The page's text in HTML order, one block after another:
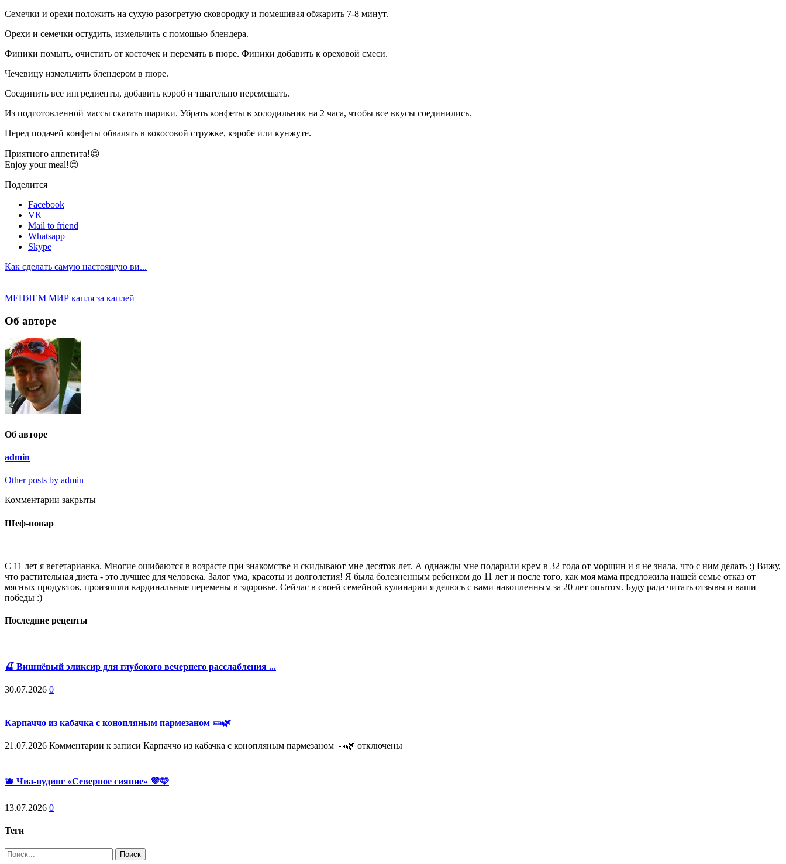
Семечки и орехи положить на сухую разогретую сковородку и помешивая обжарить 7-8 минут.
Орехи и семечки остудить, измельчить с помощью блендера.
Финики помыть, очистить от косточек и перемять в пюре. Финики добавить к ореховой смеси.
Чечевицу измельчить блендером в пюре.
Соединить все ингредиенты, добавить кэроб и тщательно перемешать.
Из подготовленной массы скатать шарики. Убрать конфеты в холодильник на 2 часа, чтобы все вкусы соединились.
Перед подачей конфеты обвалять в кокосовой стружке, кэробе или кунжуте.
Приятного аппетита!😍
Еnjoy your meal!😍
Поделится
Facebook
VK
Mail to friend
Whatsapp
Skype
Как сделать самую настоящую ви...
МЕНЯЕМ МИР капля за каплей
Об авторе
Об авторе
admin
Other posts by admin
Комментарии закрыты
Шеф-повар
С 11 лет я вегетарианка. Многие ошибаются в возрасте при знакомстве и скидывают мне десяток лет. А однажды мне подарили крем в 32 года от морщин и я не знала, что с ним делать :) Вижу,
что растительная диета - это лучшее для человека. Залог ума, красоты и долголетия! Я была болезненным ребенком до 11 лет и после того, как моя мама предложила нашей семье отказ от
мясных продуктов, произошли кардинальные перемены в здоровье. Сейчас в своей семейной кулинарии я делюсь с вами накопленным за 20 лет опытом. Буду рада читать отзывы и ваши
победы :)
Последние рецепты
🍒 Вишнёвый эликсир для глубокого вечернего расслабления ...
30.07.2026 0
Карпаччо из кабачка с конопляным пармезаном 🥒🌿
21.07.2026 Комментарии к записи Карпаччо из кабачка с конопляным пармезаном 🥒🌿 отключены
🫐 Чиа-пудинг «Северное сияние» 💜🩷
13.07.2026 0
Теги
Поиск